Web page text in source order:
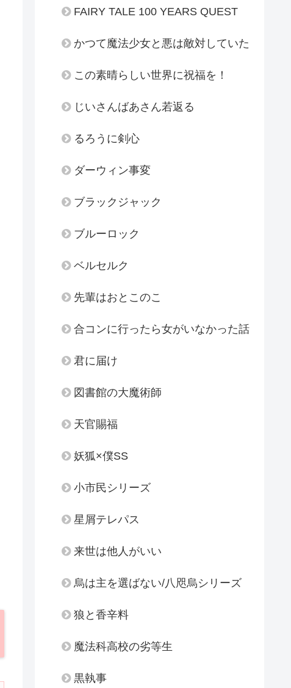
FAIRY TALE 100 YEARS QUEST
かつて魔法少女と悪は敵対していた
この素晴らしい世界に祝福を！
じいさんばあさん若返る
るろうに剣心
ダーウィン事変
ブラックジャック
ブルーロック
ベルセルク
先輩はおとこのこ
合コンに行ったら女がいなかった話
君に届け
図書館の大魔術師
天官賜福
妖狐×僕SS
小市民シリーズ
星屑テレパス
来世は他人がいい
烏は主を選ばない/八咫烏シリーズ
狼と香辛料
魔法科高校の劣等生
黒執事